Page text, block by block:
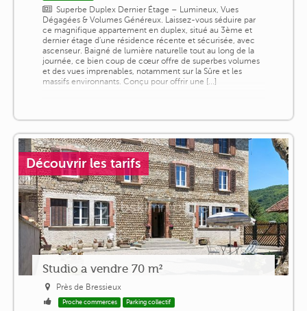
Superbe Duplex Dernier Étage – Lumineux, Vues
Dégagées & Volumes Généreux. Laissez-vous séduire par
ce magnifique appartement en duplex, situé au 3ème et
dernier étage d'une résidence récente et sécurisée, avec
ascenseur. Baigné de lumière naturelle tout au long de la
journée, ce bien coup de cœur offre de superbes volumes
et des vues imprenables, notamment sur la Sûre et les
massifs environnants. Conçu pour offrir une [...]
Découvrir les tarifs
Studio a vendre 70 m²
Près de Bressieux
Proche commerces Parking collectif